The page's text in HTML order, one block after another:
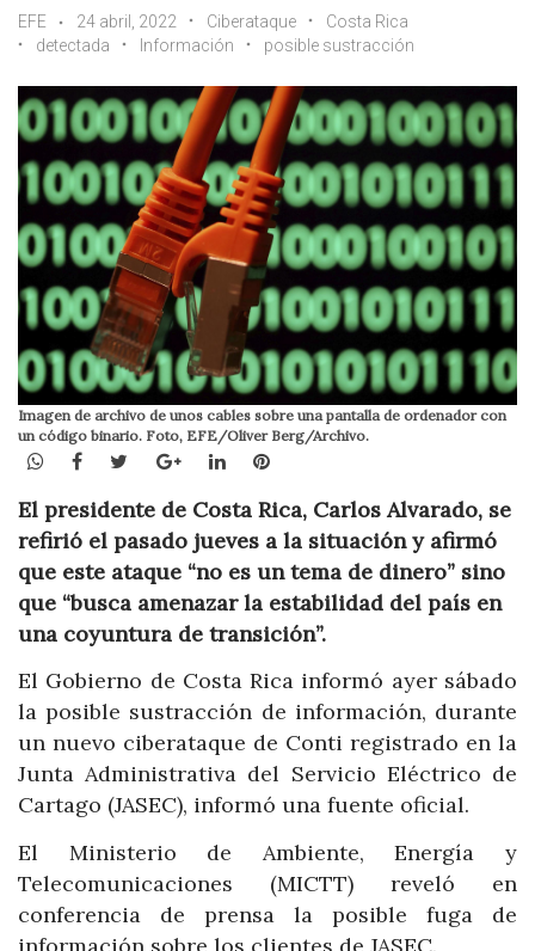
EFE 24 abril, 2022 Ciberataque
Costa Rica
detectada
Información posible sustracción
Imagen de archivo de unos cables sobre una pantalla de ordenador con
un código binario. Foto, EFE/Oliver Berg/Archivo.
WhatsApp
Facebook
TwitterGoogle+LinkedInPinterest
El presidente de Costa Rica, Carlos Alvarado, se
refirió el pasado jueves a la situación y afirmó
que este ataque “no es un tema de dinero” sino
que “busca amenazar la estabilidad del país en
una coyuntura de transición”.
El Gobierno de Costa Rica informó ayer sábado
la posible sustracción de información, durante
un nuevo ciberataque de Conti registrado en la
Junta Administrativa del Servicio Eléctrico de
Cartago (JASEC), informó una fuente oficial.
El Ministerio de Ambiente, Energía y
Telecomunicaciones (MICTT) reveló en
conferencia de prensa la posible fuga de
información sobre los clientes de JASEC.